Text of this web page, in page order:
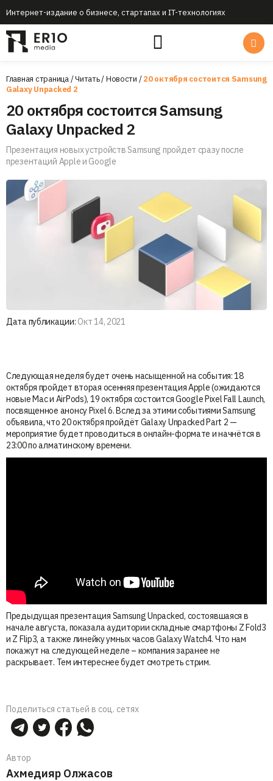
Интернет-издание о бизнесе, стартапах и IT-технологиях
Главная страница/Читать/Новости /20 октября состоится Samsung
Galaxy Unpacked 2
20 октября состоится Samsung
Galaxy Unpacked 2
Презентация новых устройств Samsung пройдет сразу после
презентаций Apple и Google
Дата публикации: Окт 14, 2021
Следующая неделя будет очень насыщенной на события: 18
октября пройдет вторая осенняя презентация Apple (ожидаются
новые Mac и AirPods), 19 октября состоится Google Pixel Fall Launch,
посвященное анонсу Pixel 6. Вслед за этими событиями Samsung
объявила, что 20 октября пройдёт Galaxy Unpacked Part 2 —
мероприятие будет проводиться в онлайн-формате и начнётся в
23:00 по алматинскому времени.
Предыдущая презентация Samsung Unpacked, состоявшаяся в
начале августа, показала аудитории складные смартфоны Z Fold3
и Z Flip3, а также линейку умных часов Galaxy Watch4. Что нам
покажут на следующей неделе – компания заранее не
раскрывает. Тем интереснее будет смотреть стрим.
Поделиться статьей в соц. сетях
Автор
Ахмедияр Олжасов